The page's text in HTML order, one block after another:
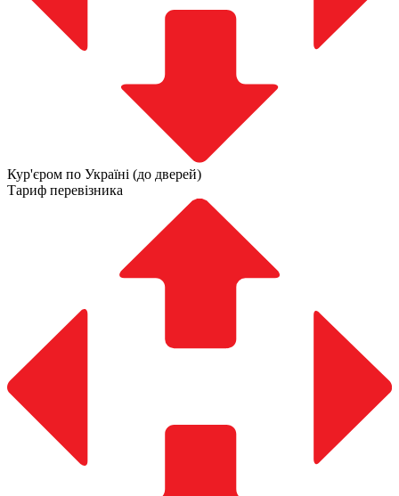
Кур'єром по Україні (до дверей)
Тариф перевізника